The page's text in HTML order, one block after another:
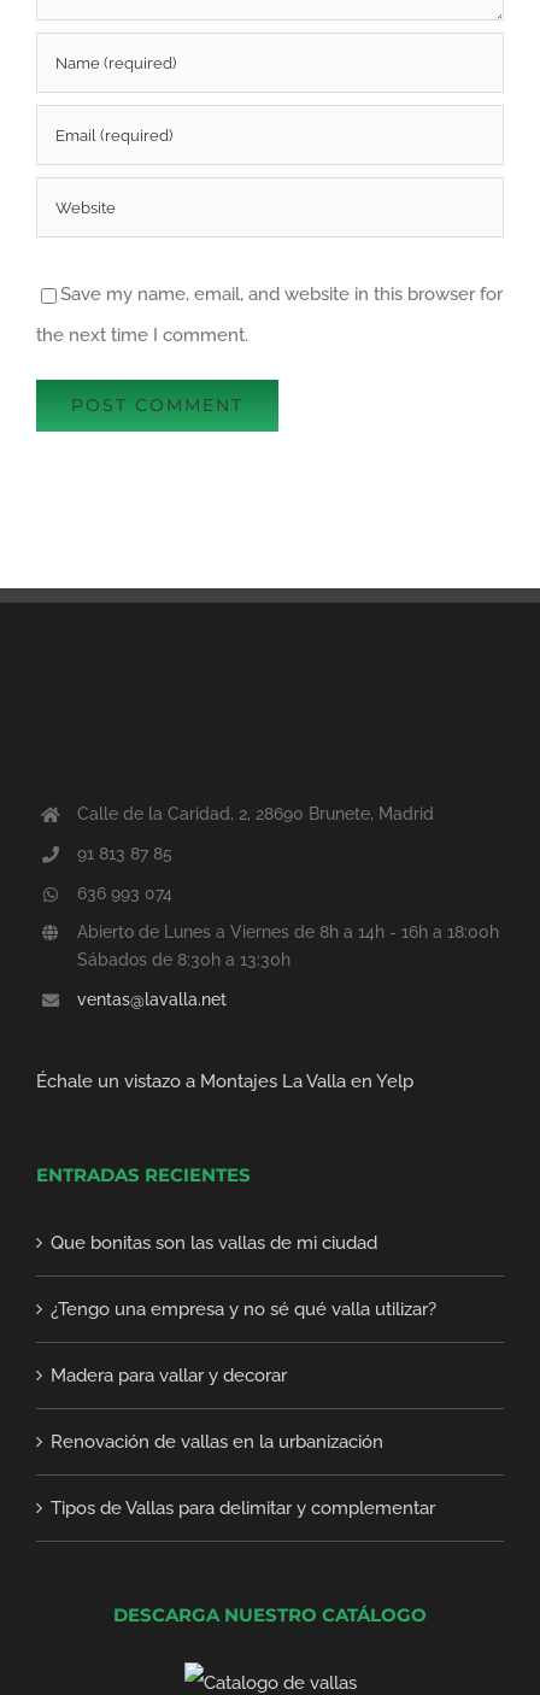
Save my name, email, and website in this browser for
the next time I comment.
Calle de la Caridad, 2, 28690 Brunete, Madrid
91 813 87 85
636 993 074
Abierto de Lunes a Viernes de 8h a 14h - 16h a 18:00h
Sábados de 8:30h a 13:30h
ventas@lavalla.net
Échale un vistazo a Montajes La Valla en Yelp
ENTRADAS RECIENTES
Que bonitas son las vallas de mi ciudad
¿Tengo una empresa y no sé qué valla utilizar?
Madera para vallar y decorar
Renovación de vallas en la urbanización
Tipos de Vallas para delimitar y complementar
DESCARGA NUESTRO CATÁLOGO